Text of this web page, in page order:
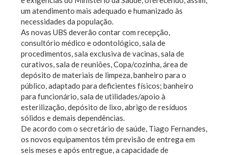
um atendimento mais adequado e humanizado às
necessidades da população.
As novas UBS deverão contar com recepção,
consultório médico e odontológico, sala de
procedimentos, sala exclusiva de vacinas, sala de
curativos, sala de reuniões, Copa/cozinha, área de
depósito de materiais de limpeza, banheiro para o
público, adaptado para deficientes físicos; banheiro
para funcionário, sala de utilidades/apoio à
esterilização, depósito de lixo, abrigo de resíduos
sólidos e demais dependências.
De acordo com o secretário de saúde, Tiago Fernandes,
os novos equipamentos têm previsão de entrega em
seis meses e após entregue, a capacidade de